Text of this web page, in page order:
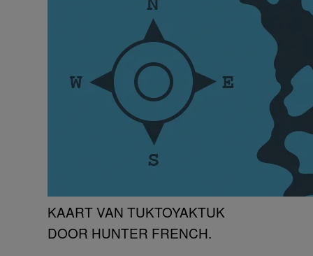
KAART VAN TUKTOYAKTUK
DOOR HUNTER FRENCH.